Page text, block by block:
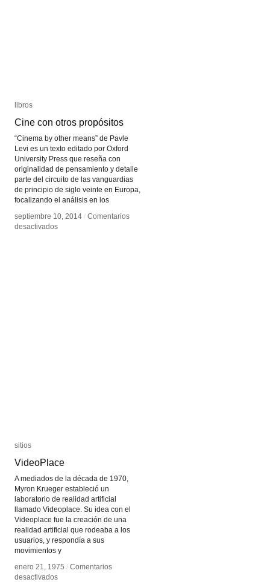
libros
Cine con otros propósitos
“Cinema by other means” de Pavle
Levi es un texto editado por Oxford
University Press que reseña con
originalidad de pensamiento y detalle
parte del circuito de las vanguardias
de principio de siglo veinte en Europa,
focalizando el análisis en los
septiembre 10, 2014 / Comentarios
desactivadosen
libros
Cine con otros propósitos
septiembre 10, 2014 / Comentarios
desactivadosen
sitios
VideoPlace
A mediados de la década de 1970,
Myron Krueger estableció un
laboratorio de realidad artificial
llamado Videoplace. Su idea con el
Videoplace fue la creación de una
realidad artificial que rodeaba a los
usuarios, y respondía a sus
movimientos y
enero 21, 1975 / Comentarios
desactivadosen
sitios
VideoPlace
enero 21, 1975 / Comentarios
desactivadosen